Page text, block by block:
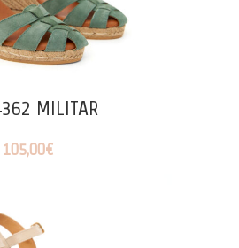
MILITAR
105,00€